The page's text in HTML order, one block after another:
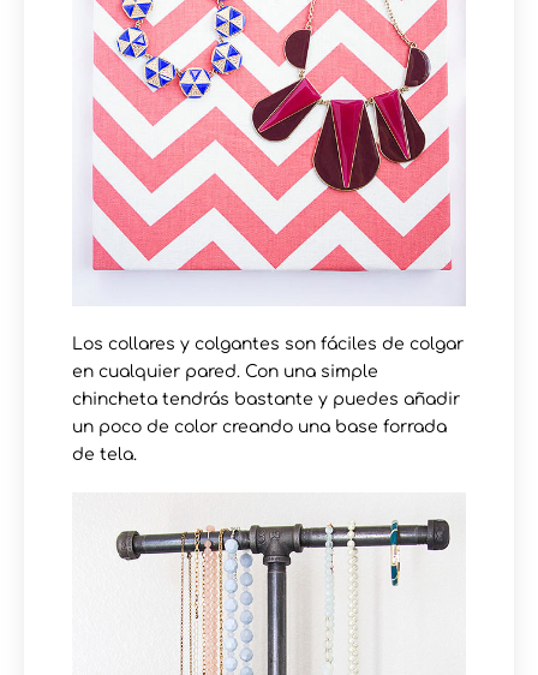
Los collares y colgantes son fáciles de colgar
en cualquier pared. Con una simple
chincheta tendrás bastante y puedes añadir
un poco de color creando una base forrada
de tela.